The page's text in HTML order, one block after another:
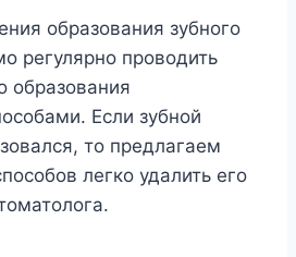
образования зубного
регулярно проводить
образования
Если зубной
то предлагаем
легко удалить его